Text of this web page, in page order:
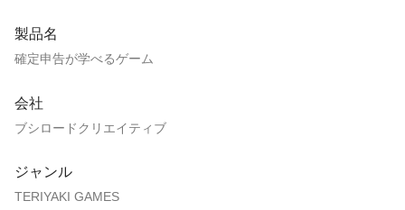
製品名
確定申告が学べるゲーム
会社
ブシロードクリエイティブ
ジャンル
TERIYAKI GAMES